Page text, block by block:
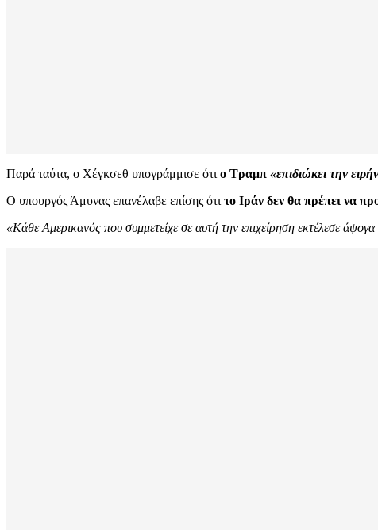
Παρά ταύτα, ο Χέγκσεθ υπογράμμισε ότι ο Τραμπ «επιδιώκει την
Ο υπουργός Άμυνας επανέλαβε επίσης ότι το Ιράν δεν θα πρέπει να
«Κάθε Αμερικανός που συμμετείχε σε αυτή την επιχείρηση εκτέλεσε